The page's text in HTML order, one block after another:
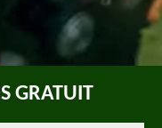
GRATUIT